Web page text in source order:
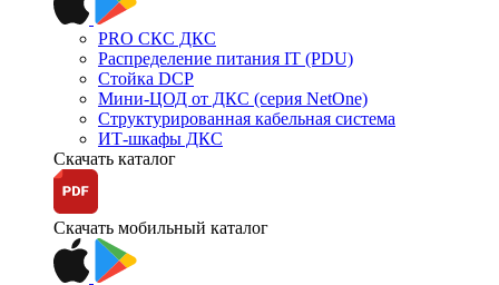
PRO СКС ДКС
Распределение питания IT (PDU)
Стойка DCP
Мини-ЦОД от ДКС (серия NetOne)
Структурированная кабельная система
ИТ-шкафы ДКС
Скачать каталог
Скачать мобильный каталог